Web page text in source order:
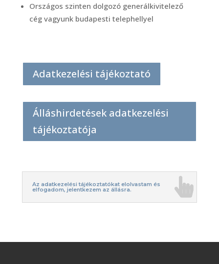
Országos szinten dolgozó generálkivitelező
cég vagyunk budapesti telephellyel
Adatkezelési tájékoztató
Álláshirdetések adatkezelési
tájékoztatója
Az adatkezelési tájékoztatókat elolvastam és
elfogadom, jelentkezem az állásra.